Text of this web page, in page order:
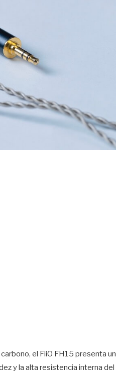
el FiiO FH15 presenta un
y la alta resistencia interna del